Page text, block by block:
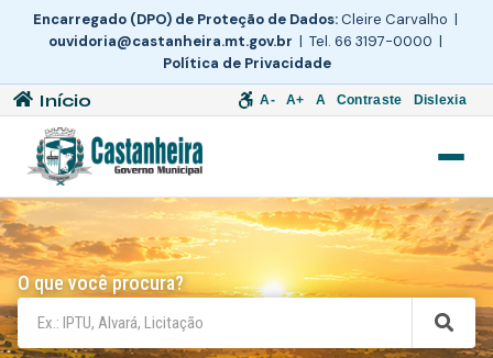
Encarregado (DPO) de Proteção de Dados:Cleire Carvalho |
ouvidoria@castanheira.mt.gov.br | Tel. 66 3197-0000 |
Política de Privacidade
Início A- A+ A Contraste Dislexia
O que você procura?